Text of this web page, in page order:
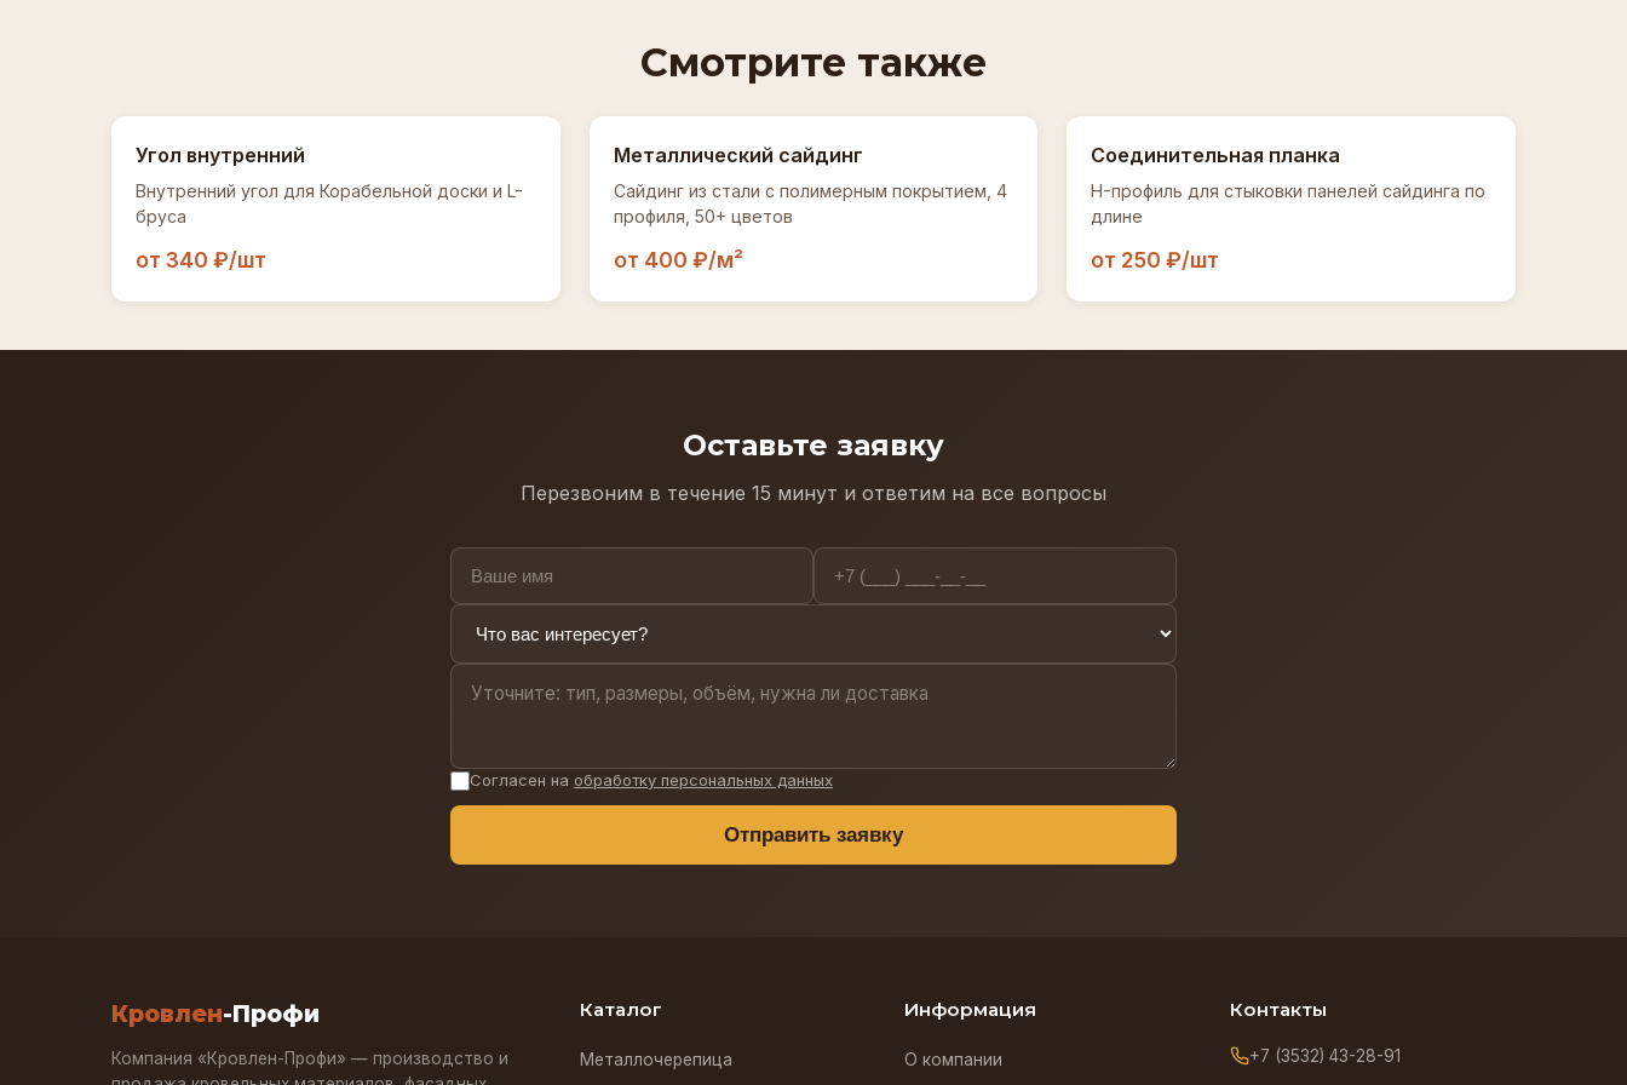
Смотрите также
Угол внутренний
Внутренний угол для Корабельной доски и L-
бруса
от 340 ₽/шт
Металлический сайдинг
Сайдинг из стали с полимерным покрытием, 4
профиля, 50+ цветов
от 400 ₽/м²
Соединительная планка
H-профиль для стыковки панелей сайдинга по
длине
от 250 ₽/шт
Оставьте заявку
Перезвоним в течение 15 минут и ответим на все вопросы
Согласен на обработку персональных данных
Отправить заявку
Кровлен-Профи
Компания «Кровлен-Профи» — производство и
Каталог
Металлочерепица
Информация
О компании
Контакты
+7 (3532) 43-28-91